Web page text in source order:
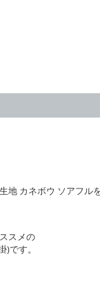
地 カネボウ ソアフル
スメの
です。